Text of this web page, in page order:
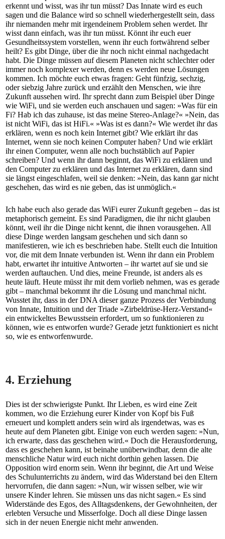
erkennt und wisst, was ihr tun müsst? Das Innate wird es euch
sagen und die Balance wird so schnell wiederhergestellt sein, dass
ihr niemanden mehr mit irgendeinem Problem sehen werdet. Ihr
wisst dann einfach, was ihr tun müsst. Könnt ihr euch euer
Gesundheitssystem vorstellen, wenn ihr euch fortwährend selber
heilt? Es gibt Dinge, über die ihr noch nicht einmal nachgedacht
habt. Die Dinge müssen auf diesem Planeten nicht schlechter oder
immer noch komplexer werden, denn es werden neue Lösungen
kommen. Ich möchte euch etwas fragen: Geht fünfzig, sechzig,
oder siebzig Jahre zurück und erzählt den Menschen, wie ihre
Zukunft aussehen wird. Ihr sprecht dann zum Beispiel über Dinge
wie WiFi, und sie werden euch anschauen und sagen: »Was für ein
Fi? Hab ich das zuhause, ist das meine Stereo-Anlage?« »Nein, das
ist nicht WiFi, das ist HiFi.« »Was ist es dann?« Wie werdet ihr das
erklären, wenn es noch kein Internet gibt? Wie erklärt ihr das
Internet, wenn sie noch keinen Computer haben? Und wie erklärt
ihr einen Computer, wenn alle noch buchstäblich auf Papier
schreiben? Und wenn ihr dann beginnt, das WiFi zu erklären und
den Computer zu erklären und das Internet zu erklären, dann sind
sie längst eingeschlafen, weil sie denken: »Nein, das kann gar nicht
geschehen, das wird es nie geben, das ist unmöglich.«
Ich habe euch also gerade das WiFi eurer Zukunft gegeben – das ist
metaphorisch gemeint. Es sind Paradigmen, die ihr nicht glauben
könnt, weil ihr die Dinge nicht kennt, die ihnen vorausgehen. All
diese Dinge werden langsam geschehen und sich dann so
manifestieren, wie ich es beschrieben habe. Stellt euch die Intuition
vor, die mit dem Innate verbunden ist. Wenn ihr dann ein Problem
habt, erwartet ihr intuitive Antworten – ihr wartet auf sie und sie
werden auftauchen. Und dies, meine Freunde, ist anders als es
heute läuft. Heute müsst ihr mit dem vorlieb nehmen, was es gerade
gibt – manchmal bekommt ihr die Lösung und manchmal nicht.
Wusstet ihr, dass in der DNA dieser ganze Prozess der Verbindung
von Innate, Intuition und der Triade »Zirbeldrüse-Herz-Verstand«
ein entwickeltes Bewusstsein erfordert, um so funktionieren zu
können, wie es entworfen wurde? Gerade jetzt funktioniert es nicht
so, wie es entworfenwurde.
4. Erziehung
Dies ist der schwierigste Punkt. Ihr Lieben, es wird eine Zeit
kommen, wo die Erziehung eurer Kinder von Kopf bis Fuß
erneuert und komplett anders sein wird als irgendetwas, was es
heute auf dem Planeten gibt. Einige von euch werden sagen: »Nun,
ich erwarte, dass das geschehen wird.« Doch die Herausforderung,
dass es geschehen kann, ist beinahe unüberwindbar, denn die alte
menschliche Natur wird euch nicht dorthin gehen lassen. Die
Opposition wird enorm sein. Wenn ihr beginnt, die Art und Weise
des Schulunterrichts zu ändern, wird das Widerstand bei den Eltern
hervorrufen, die dann sagen: »Nun, wir wissen selber, wie wir
unsere Kinder lehren. Sie müssen uns das nicht sagen.« Es sind
Widerstände des Egos, des Alltagsdenkens, der Gewohnheiten, der
erlebten Versuche und Misserfolge. Doch all diese Dinge lassen
sich in der neuen Energie nicht mehr anwenden.